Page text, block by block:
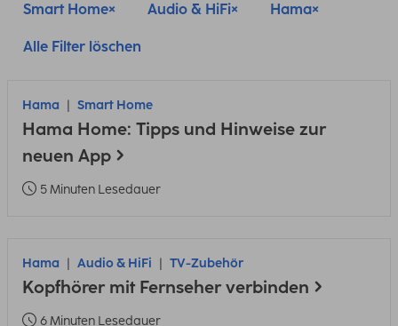
Smart Home Audio & HiFi Hama
Alle Filter löschen
Hama Smart Home
Hama Home: Tipps und Hinweise zur
neuen App
5 Minuten Lesedauer
Hama Audio & HiFi TV-Zubehör
Kopfhörer mit Fernseher verbinden
6 Minuten Lesedauer